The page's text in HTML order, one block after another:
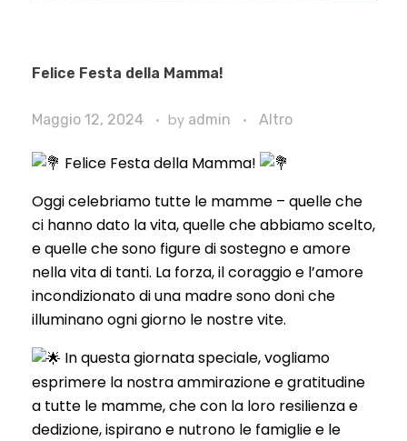
Felice Festa della Mamma!
Maggio 12, 2024 by admin Altro
Felice Festa della Mamma!
Oggi celebriamo tutte le mamme – quelle che
ci hanno dato la vita, quelle che abbiamo scelto,
e quelle che sono figure di sostegno e amore
nella vita di tanti. La forza, il coraggio e l’amore
incondizionato di una madre sono doni che
illuminano ogni giorno le nostre vite.
In questa giornata speciale, vogliamo
esprimere la nostra ammirazione e gratitudine
a tutte le mamme, che con la loro resilienza e
dedizione, ispirano e nutrono le famiglie e le